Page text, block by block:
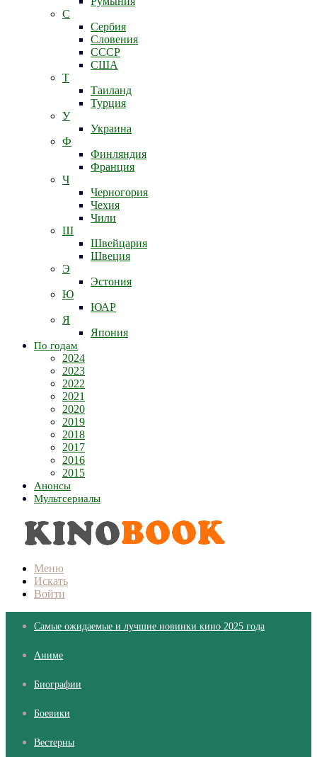
С
Сербия
Словения
СССР
США
Т
Таиланд
Турция
У
Украина
Ф
Финляндия
Франция
Ч
Черногория
Чехия
Чили
Ш
Швейцария
Швеция
Э
Эстония
Ю
ЮАР
Я
Япония
По годам
2024
2023
2022
2021
2020
2019
2018
2017
2016
2015
Анонсы
Мультсериалы
Меню
Искать
Войти
Самые ожидаемые и лучшие новинки кино 2025 года
Аниме
Биографии
Боевики
Вестерны